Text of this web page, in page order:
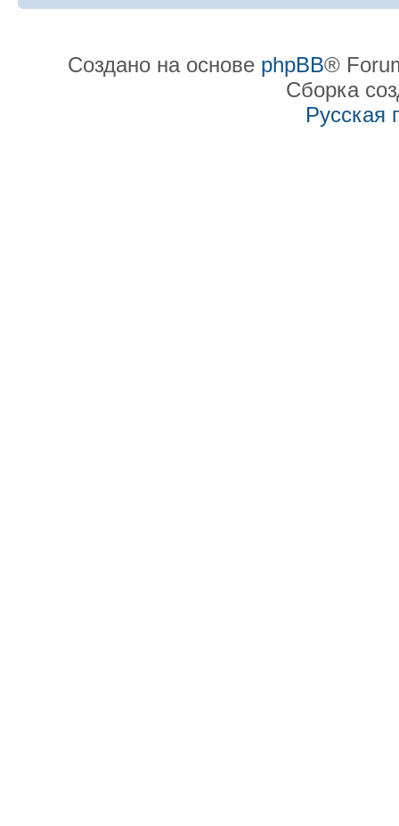
Создано на основе phpBB®
Сборка
Русская